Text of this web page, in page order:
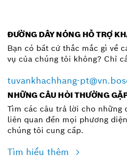
ĐƯỜNG DÂY NÓNG HỖ TRỢ
Bạn có bất cứ thắc mắc gì về
vụ của chúng tôi không? Chỉ
tuvankhachhang-
NHỮNG CÂU HỎI THƯỜNG
Tìm các câu trả lời cho những
liên quan đến mọi phương
chúng tôi cung cấp.
Tìm hiểu thêm